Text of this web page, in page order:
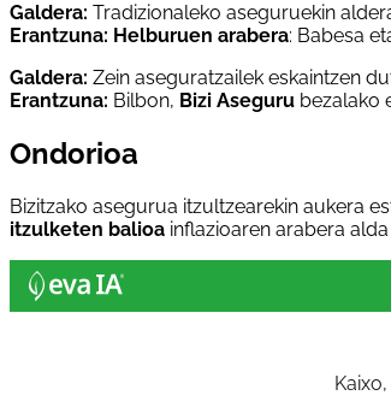
Galdera: Tradizionaleko aseguruekin
Erantzuna: Helburuen arabera: Babesa
Galdera: Zein aseguratzailek eskaintzen
Erantzuna: Bilbon, Bizi Aseguru bezalako
Ondorioa
Bizitzako asegurua itzultzearekin aukera
itzulketen balioa inflazioaren arabera